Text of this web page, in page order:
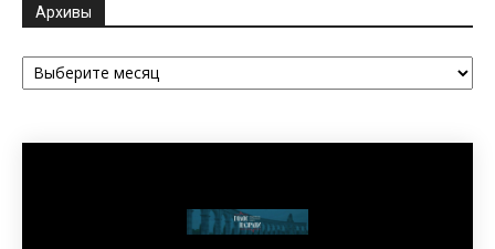
Архивы
Архивы